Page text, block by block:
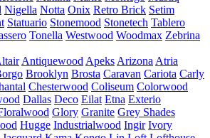
Nigella Notta Onix Retro Brick Setim
Statuario Stonemood Stonetech Tablero
Tonella Westwood Woodmax Zebrina
Antiquewood Apeks Arizona Atria
Brooklyn Brosta Caravan Cariota Carly
Chesterwood Coliseum Colorwood
Dallas Deco Eilat Etna Exterio
Glory Granite Grey Shades
Hugge Industrialwood Ingir Ivory